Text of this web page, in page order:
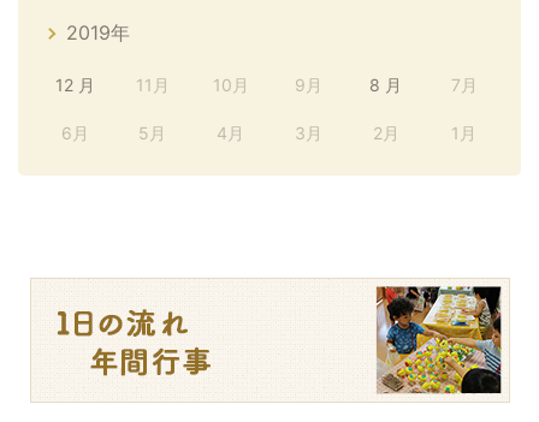
2019年
12 月 11月 10月 9月 8 月 7月
6月 5月 4月 3月 2月 1月